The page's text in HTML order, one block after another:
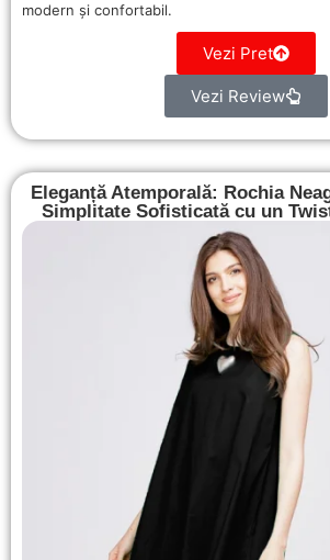
modern și confortabil.
Vezi Pret
Vezi Review
Eleganță Atemporală: Rochia
Simplitate Sofisticată cu un